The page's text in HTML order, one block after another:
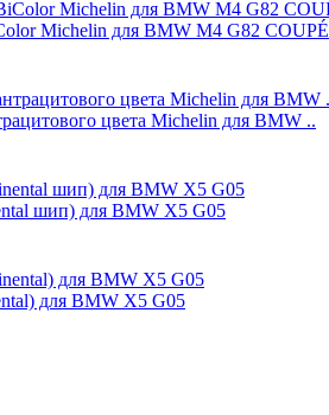
Michelin для BMW M4 G82 COUPÉ
цвета Michelin для BMW ..
шип) для BMW X5 G05
для BMW X5 G05